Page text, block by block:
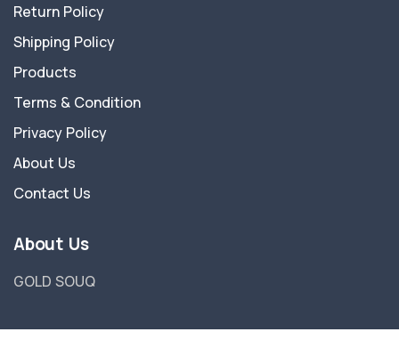
Return Policy
Shipping Policy
Products
Terms & Condition
Privacy Policy
About Us
Contact Us
About Us
GOLD SOUQ